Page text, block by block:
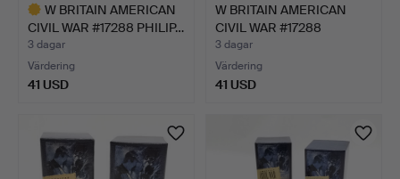
W BRITAIN AMERICAN
CIVIL WAR #17288 PHILIP…
3 dagar
Värdering
41 USD
W BRITAIN AMERICAN
CIVIL WAR #17288
GEORGE…
3 dagar
Värdering
41 USD